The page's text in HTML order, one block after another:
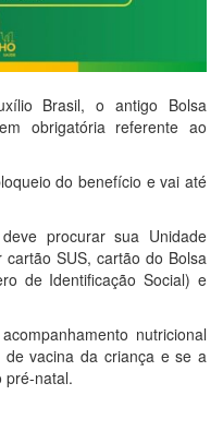
Brasil, o antigo Bolsa
obrigatória referente ao
do benefício e vai até
procurar sua Unidade
SUS, cartão do Bolsa
de Identificação Social) e
nutricional
de vacina da criança e se a
pré-natal.